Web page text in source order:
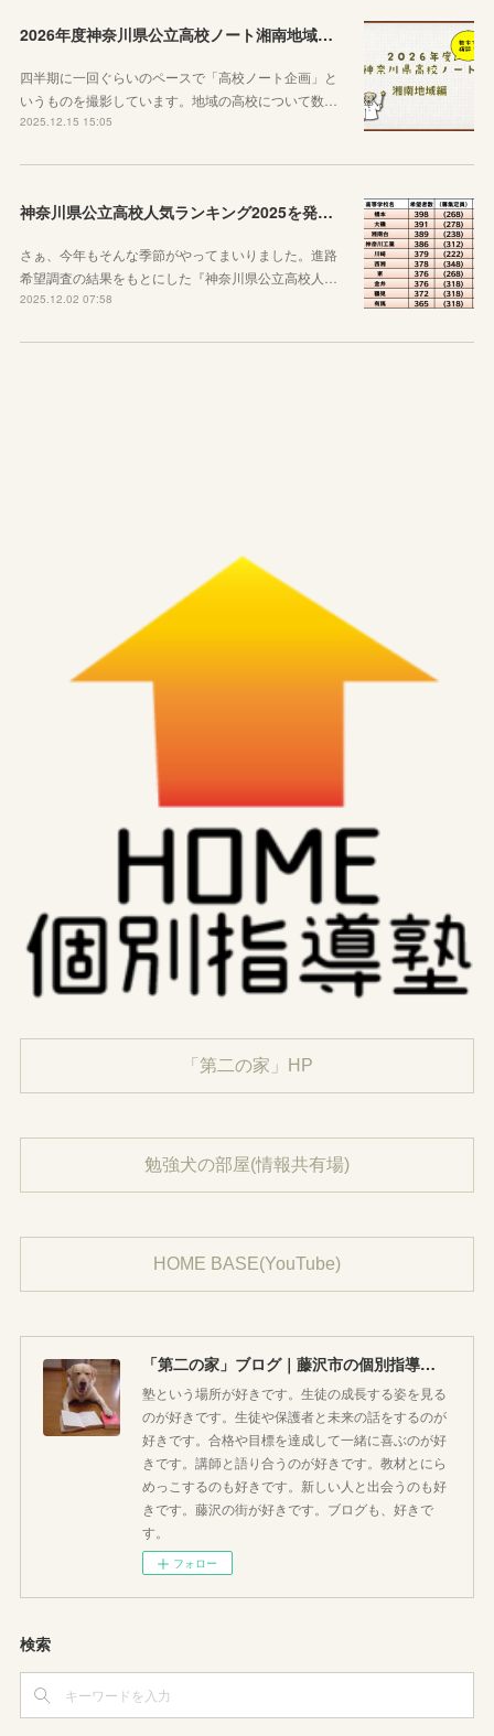
2026年度神奈川県公立高校ノート湘南地域編を公開します！
四半期に一回ぐらいのペースで「高校ノート企画」と
いうものを撮影しています。地域の高校について数…
2025.12.15 15:05
神奈川県公立高校人気ランキング2025を発表します！
さぁ、今年もそんな季節がやってまいりました。進路
希望調査の結果をもとにした『神奈川県公立高校人…
2025.12.02 07:58
「第二の家」HP
勉強犬の部屋(情報共有場)
HOME BASE(YouTube)
「第二の家」ブログ｜藤沢市の個別指導塾のお話
塾という場所が好きです。生徒の成長する姿を見る
のが好きです。生徒や保護者と未来の話をするのが
好きです。合格や目標を達成して一緒に喜ぶのが好
きです。講師と語り合うのが好きです。教材とにら
めっこするのも好きです。新しい人と出会うのも好
きです。藤沢の街が好きです。ブログも、好きで
す。
フォロー
検索